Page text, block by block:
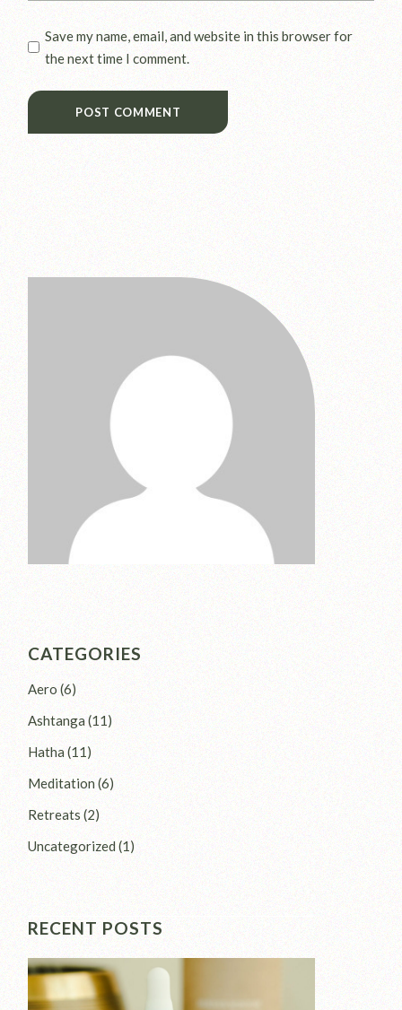
Save my name, email, and website in this browser for
the next time I comment.
POST COMMENT
CATEGORIES
Aero (6)
Ashtanga(11)
Hatha(11)
Meditation(6)
Retreats (2)
Uncategorized(1)
RECENT POSTS